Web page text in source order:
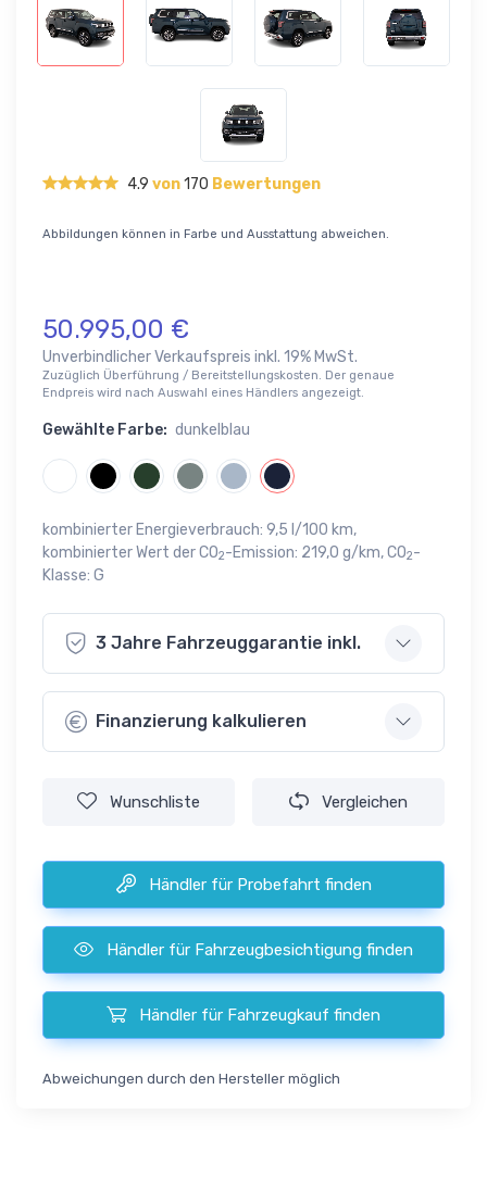
4.9 von170 Bewertungen
Abbildungen können in Farbe und Ausstattung abweichen.
50.995,00 €
Unverbindlicher Verkaufspreis inkl. 19% MwSt.
Zuzüglich Überführung / Bereitstellungskosten. Der genaue
Endpreis wird nach Auswahl eines Händlers angezeigt.
Gewählte Farbe: dunkelblau
kombinierter Energieverbrauch: 9,5 l/100 km,
kombinierter Wert der CO2-Emission: 219,0 g/km, CO2-
Klasse: G
3 Jahre Fahrzeuggarantie inkl.
Finanzierung kalkulieren
Wunschliste Vergleichen
Händler für Probefahrt finden
Händler für Fahrzeugbesichtigung finden
Händler für Fahrzeugkauf finden
Abweichungen durch den Hersteller möglich